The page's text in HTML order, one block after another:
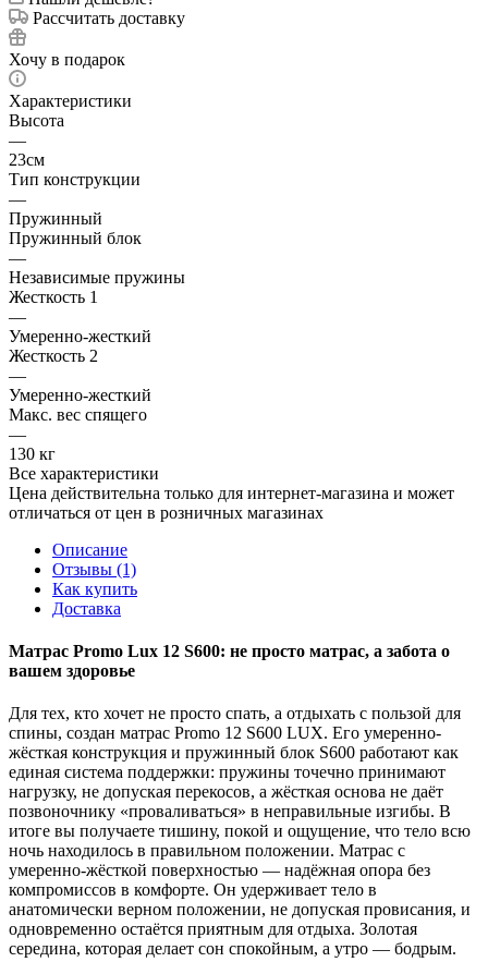
Рассчитать доставку
Хочу в подарок
Характеристики
Высота
—
23см
Тип конструкции
—
Пружинный
Пружинный блок
—
Независимые пружины
Жесткость 1
—
Умеренно-жесткий
Жесткость 2
—
Умеренно-жесткий
Макс. вес спящего
—
130 кг
Все характеристики
Цена действительна только для интернет-магазина и может
отличаться от цен в розничных магазинах
Описание
Отзывы (1)
Как купить
Доставка
Матрас Promo Lux 12 S600: не просто матрас, а забота о
вашем здоровье
Для тех, кто хочет не просто спать, а отдыхать с пользой для
спины, создан матрас Promo 12 S600 LUX. Его умеренно-
жёсткая конструкция и пружинный блок S600 работают как
единая система поддержки: пружины точечно принимают
нагрузку, не допуская перекосов, а жёсткая основа не даёт
позвоночнику «проваливаться» в неправильные изгибы. В
итоге вы получаете тишину, покой и ощущение, что тело всю
ночь находилось в правильном положении. Матрас с
умеренно‑жёсткой поверхностью — надёжная опора без
компромиссов в комфорте. Он удерживает тело в
анатомически верном положении, не допуская провисания, и
одновременно остаётся приятным для отдыха. Золотая
середина, которая делает сон спокойным, а утро — бодрым.